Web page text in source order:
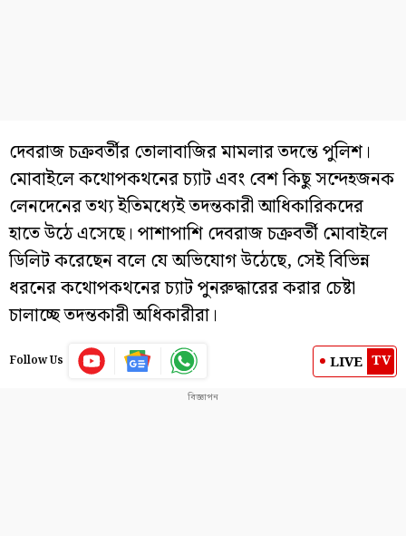
দেবরাজ চক্রবর্তীর তোলাবাজির মামলার তদন্তে পুলিশ।
মোবাইলে কথোপকথনের চ্যাট এবং বেশ কিছু সন্দেহজনক
লেনদেনের তথ্য ইতিমধ্যেই তদন্তকারী আধিকারিকদের
হাতে উঠে এসেছে। পাশাপাশি দেবরাজ চক্রবর্তী মোবাইলে
ডিলিট করেছেন বলে যে অভিযোগ উঠেছে, সেই বিভিন্ন
ধরনের কথোপকথনের চ্যাট পুনরুদ্ধারের করার চেষ্টা
চালাচ্ছে তদন্তকারী অধিকারীরা।
Follow Us LIVE TV